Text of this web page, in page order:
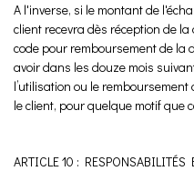
A l'inverse, si le montant de
client recevra dès réception de
code pour remboursement de la
avoir dans les douze mois
l’utilisation ou le
le client, pour quelque motif que
ARTICLE 10 : RESPONSABILITÉS